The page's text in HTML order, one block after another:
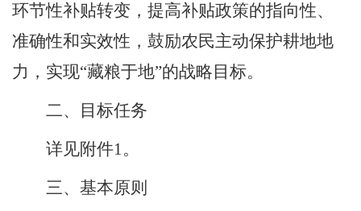
环节性补贴转变，提高补贴政策的指向性、
准确性和实效性，鼓励农民主动保护耕地地
力，实现“藏粮于地”的战略目标。
二、
目标任务
详见附件1。
三、基本原则